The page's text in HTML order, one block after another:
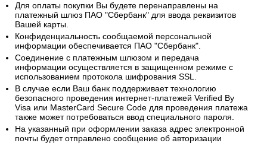
Для оплаты покупки Вы будете перенаправлены на
платежный шлюз ПАО "Сбербанк" для ввода реквизитов
Вашей карты.
Конфиденциальность сообщаемой персональной
информации обеспечивается ПАО "Сбербанк".
Соединение с платежным шлюзом и передача
информации осуществляется в защищенном режиме с
использованием протокола шифрования SSL.
В случае если Ваш банк поддерживает технологию
безопасного проведения интернет-платежей Verified By
Visa или MasterCard Secure Code для проведения платежа
также может потребоваться ввод специального пароля.
На указанный при оформлении заказа адрес электронной
почты будет отправлено сообщение об авторизации